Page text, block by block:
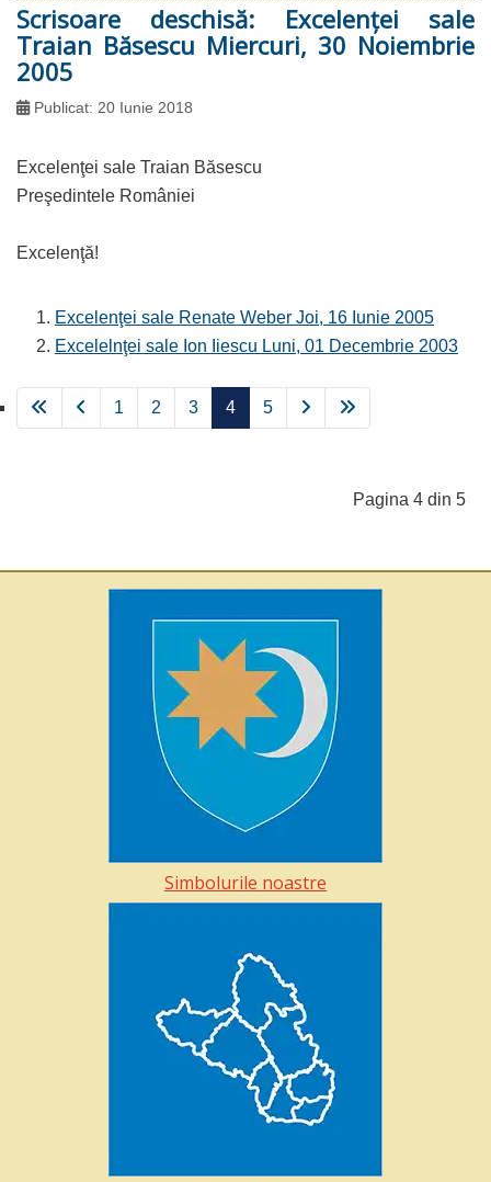
Scrisoare deschisă: Excelenţei sale
Traian Băsescu Miercuri, 30 Noiembrie
2005
Publicat: 20 Iunie 2018
Excelenţei sale Traian Băsescu
Preşedintele României
Excelenţă!
Excelenţei sale Renate Weber Joi, 16 Iunie 2005
Excelelnţei sale Ion Iiescu Luni, 01 Decembrie 2003
Pagina 4 din 5
1 2 3 4 5
Simbolurile noastre